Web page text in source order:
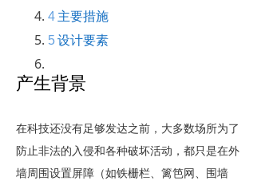
4 主要措施
5设计要素
产生背景
在科技还没有足够发达之前，大多数场所为了
防止非法的入侵和各种破坏活动，都只是在外
墙周围设置屏障（如铁栅栏、篱笆网、围墙